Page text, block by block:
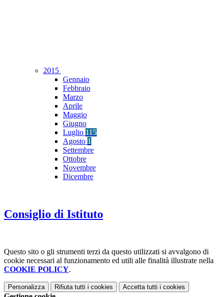
2015
Gennaio
Febbraio
Marzo
Aprile
Maggio
Giugno
Luglio 115
Agosto 1
Settembre
Ottobre
Novembre
Dicembre
Consiglio di Istituto
Questo sito o gli strumenti terzi da questo utilizzati si avvalgono di
cookie necessari al funzionamento ed utili alle finalità illustrate nella
COOKIE POLICY.
Personalizza Rifiuta tutti i cookies Accetta tutti i cookies